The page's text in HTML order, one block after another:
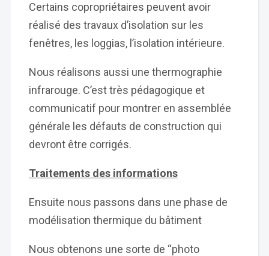
Certains copropriétaires peuvent avoir
réalisé des travaux d’isolation sur les
fenêtres, les loggias, l’isolation intérieure.
Nous réalisons aussi une thermographie
infrarouge. C’est très pédagogique et
communicatif pour montrer en assemblée
générale les défauts de construction qui
devront être corrigés.
Traitements des informations
Ensuite nous passons dans une phase de
modélisation thermique du bâtiment
Nous obtenons une sorte de “photo